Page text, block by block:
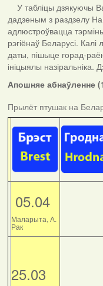
У табліцы дзякуючы
дадзеным з раздзелу
адлюстроўвацца
рэгіёнаў Беларусі. Калі
даты, пішыце горад-
ініцыялы
Апошняе абнаўленне
Прылёт птушак на
05.04
Маларыта, А.
Рак
25.03